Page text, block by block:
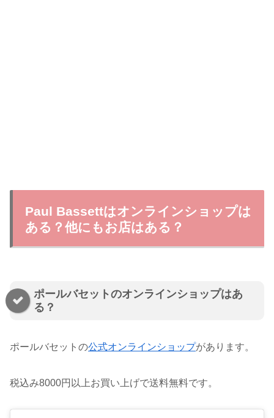
Paul Bassettはオンラインショップは
ある？他にもお店はある？
ポールバセットのオンラインショップはあ
る？
ポールバセットの公式オンラインショップがあります。
税込み8000円以上お買い上げで送料無料です。